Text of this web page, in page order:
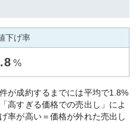
下げ率
%
が成約するまでには平均で1.8%
高すぎる価格での売出し」によ
率が高い＝価格が外れた売出し